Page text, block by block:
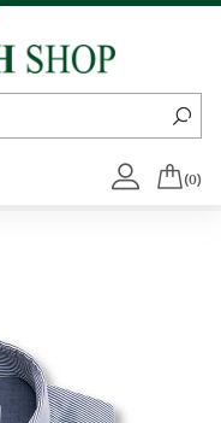
(0)